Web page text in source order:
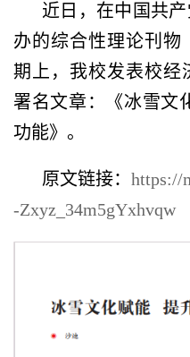
近日，在中国共
办的综合性理论刊物
期上，我校发表校经
署名文章：《冰雪文
功能》。
原文链接： https://
-Zxyz_34m5gYxhvqw